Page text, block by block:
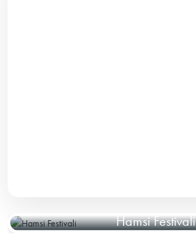
Hamsi Festivali